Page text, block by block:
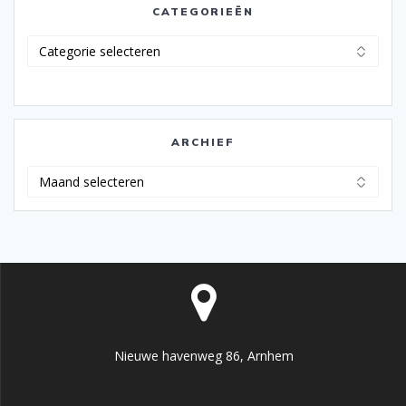
CATEGORIEËN
ARCHIEF
Nieuwe havenweg 86, Arnhem